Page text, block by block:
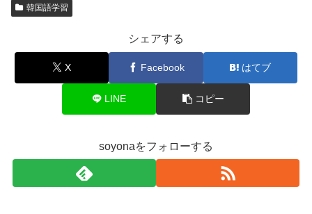
韓国語学習
シェアする
X Facebook はてブ
LINE コピー
soyonaをフォローする